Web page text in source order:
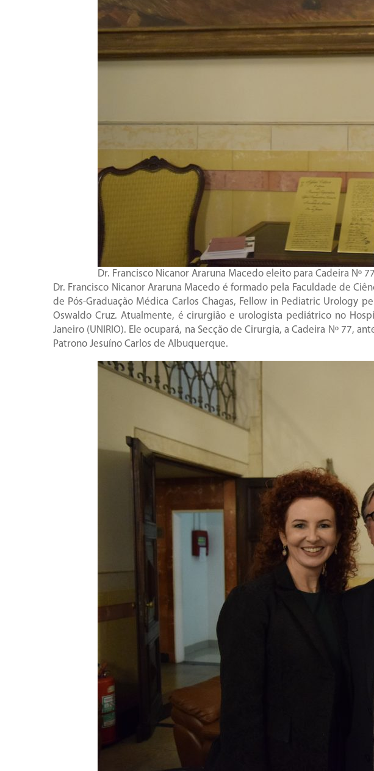
Dr. Francisco Nicanor Araruna Macedo eleito para Cadeira
Dr. Francisco Nicanor Araruna Macedo é formado pela Faculdade de
de Pós-Graduação Médica Carlos Chagas, Fellow in Pediatric Urology
Oswaldo Cruz. Atualmente, é cirurgião e urologista pediátrico no
Janeiro (UNIRIO). Ele ocupará, na Secção de Cirurgia, a Cadeira Nº
Patrono Jesuíno Carlos de Albuquerque.